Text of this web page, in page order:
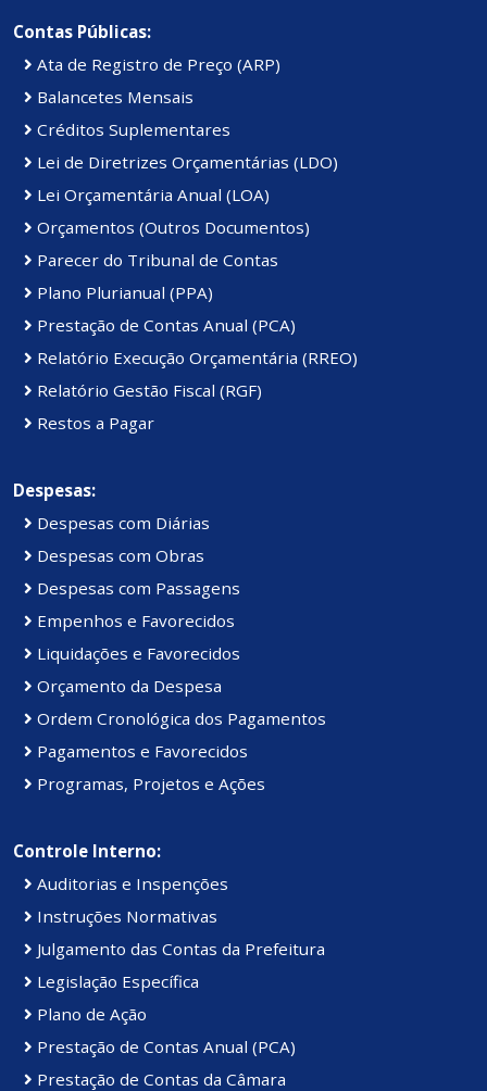
Contas Públicas:
Ata de Registro de Preço (ARP)
Balancetes Mensais
Créditos Suplementares
Lei de Diretrizes Orçamentárias (LDO)
Lei Orçamentária Anual (LOA)
Orçamentos (Outros Documentos)
Parecer do Tribunal de Contas
Plano Plurianual (PPA)
Prestação de Contas Anual (PCA)
Relatório Execução Orçamentária (RREO)
Relatório Gestão Fiscal (RGF)
Restos a Pagar
Despesas:
Despesas com Diárias
Despesas com Obras
Despesas com Passagens
Empenhos e Favorecidos
Liquidações e Favorecidos
Orçamento da Despesa
Ordem Cronológica dos Pagamentos
Pagamentos e Favorecidos
Programas, Projetos e Ações
Controle Interno:
Auditorias e Inspenções
Instruções Normativas
Julgamento das Contas da Prefeitura
Legislação Específica
Plano de Ação
Prestação de Contas Anual (PCA)
Prestação de Contas da Câmara